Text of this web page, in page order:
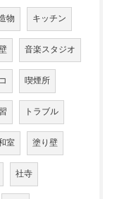
物 キッチン
音楽スタジオ
喫煙所
トラブル
室 塗り壁
社寺